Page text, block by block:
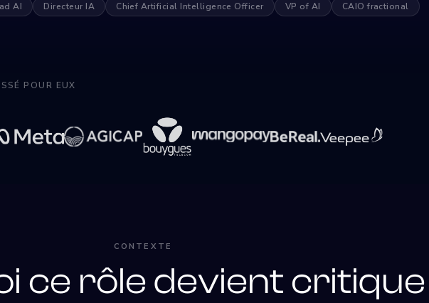
AI Directeur IA Chief Artificial Intelligence Officer VP of AI CAIO fractional
POUR EUX
CONTEXTE
ce rôle devient critique